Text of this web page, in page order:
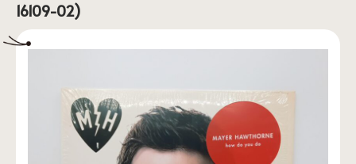
16109-02)